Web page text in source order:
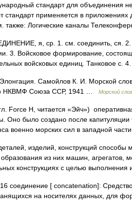
стандарт для объединения
стандарт применяется в
также: Логические каналы
я, ср. 1. см. соединить, ся. 2.
3. Войсковое формирование,
войсковых единиц. Танковое
Самойлов К. И. Морской
НКВМФ Союза ССР, 1941 …
Морской
Force H, читается «Эйч»)
Оно было создано после
военно морских сил в западной
изделий, конструкций способы
из них машин, агрегатов,
конструкциях с целью
соединение [ concatenation]:
на носителях данных, для